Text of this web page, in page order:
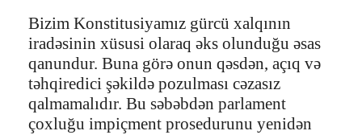
Bizim Konstitusiyamız gürcü xalqının
iradəsinin xüsusi olaraq əks olunduğu əsas
qanundur. Buna görə onun qəsdən, açıq və
təhqiredici şəkildə pozulması cəzasız
qalmamalıdır. Bu səbəbdən parlament
çoxluğu impiçment prosedurunu yenidən